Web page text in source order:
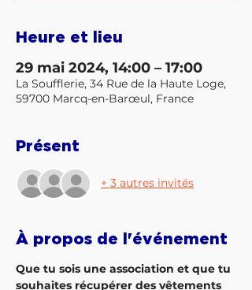
Heure et lieu
29 mai 2024, 14:00 – 17:00
La Soufflerie, 34 Rue de la Haute Loge,
59700 Marcq-en-Barœul, France
Présent
+ 3 autres invités
À propos de l'événement
Que tu sois une association et que tu
souhaites récupérer des vêtements